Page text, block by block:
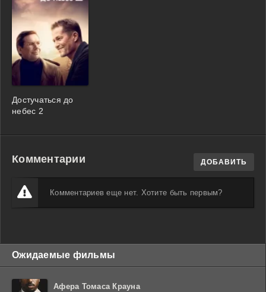
Достучаться до
небес 2
Комментарии ДОБАВИТЬ
Комментариев еще нет. Хотите быть первым?
Ожидаемые фильмы
Афера Томаса Крауна